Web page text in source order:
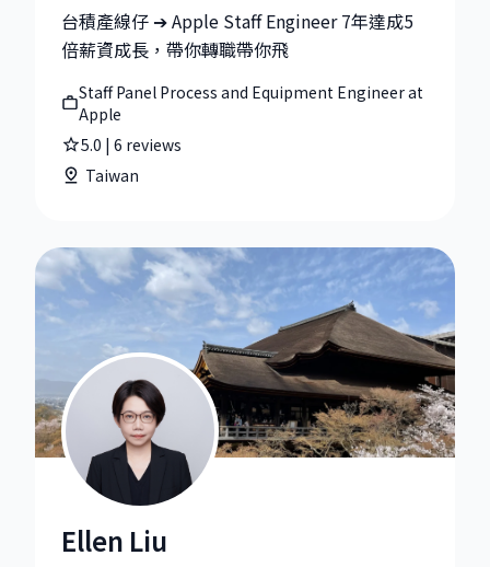
台積產線仔 ➔ Apple Staff Engineer 7年達成5
倍薪資成長，帶你轉職帶你飛
Staff Panel Process and Equipment Engineer at
Apple
5.0 | 6 reviews
Taiwan
Ellen Liu|Data Development & EC Lead at Nestlé
Ellen Liu